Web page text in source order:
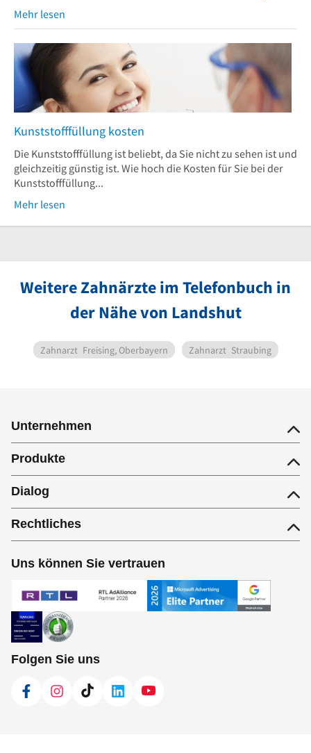
Mehr lesen
Kunststofffüllung kosten
Die Kunststofffüllung ist beliebt, da Sie nicht zu sehen ist und
gleichzeitig günstig ist. Wie hoch die Kosten für Sie bei der
Kunststofffüllung...
Mehr lesen
Weitere Zahnärzte im Telefonbuch in
der Nähe von Landshut
Zahnarzt Freising, Oberbayern Zahnarzt Straubing
Unternehmen
Produkte
Dialog
Rechtliches
Uns können Sie vertrauen
Folgen Sie uns